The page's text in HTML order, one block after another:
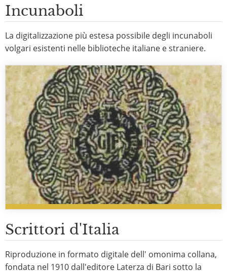
Incunaboli
La digitalizzazione più estesa possibile degli incunaboli
volgari esistenti nelle biblioteche italiane e straniere.
Scrittori d'Italia
Riproduzione in formato digitale dell' omonima collana,
fondata nel 1910 dall'editore Laterza di Bari sotto la